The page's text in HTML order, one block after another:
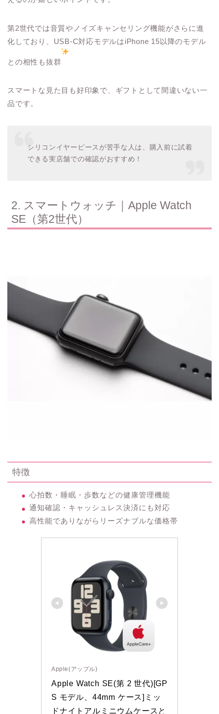
第2世代では音質やノイズキャンセリング機能がさらに進
化しており、USB-C対応モデルはiPhone 15以降のモデル
との相性も抜群
スマートな見た目も好印象で、ギフトとして間違いない一
品です。
シリコンイヤーピースが苦手な人は、購入前に試着
できる実店舗での確認がおすすめ！
2. スマートウォッチ｜Apple Watch
SE（第2世代）
特徴
心拍数・睡眠・歩数などの健康管理機能
通知確認・キャッシュレス決済にも対応
高性能でありながらリーズナブルな価格帯
Apple(アップル)
Apple Watch SE(第 2 世代)[GP
S モデル、44mm ケース]ミッ
ドナイトアルミニウムケースと